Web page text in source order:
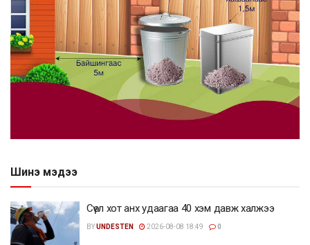
Шинэ мэдээ
Сөүл хот анх удаагаа 40 хэм давж халжээ
BYUNDESTEN 2026-08-08 18:49 0